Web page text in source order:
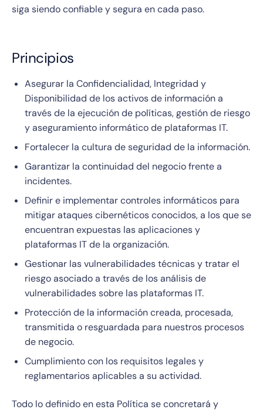
siga siendo confiable y segura en cada paso.
Principios
Asegurar la Confidencialidad, Integridad y
Disponibilidad de los activos de información a
través de la ejecución de políticas, gestión de riesgo
y aseguramiento informático de plataformas IT.
Fortalecer la cultura de seguridad de la información.
Garantizar la continuidad del negocio frente a
incidentes.
Definir e implementar controles informáticos para
mitigar ataques cibernéticos conocidos, a los que se
encuentran expuestas las aplicaciones y
plataformas IT de la organización.
Gestionar las vulnerabilidades técnicas y tratar el
riesgo asociado a través de los análisis de
vulnerabilidades sobre las plataformas IT.
Protección de la información creada, procesada,
transmitida o resguardada para nuestros procesos
de negocio.
Cumplimiento con los requisitos legales y
reglamentarios aplicables a su actividad.
Todo lo definido en esta Política se concretará y